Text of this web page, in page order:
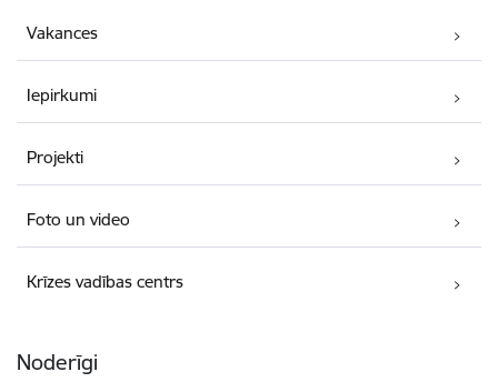
Vakances
Iepirkumi
Projekti
Foto un video
Krīzes vadības centrs
Noderīgi